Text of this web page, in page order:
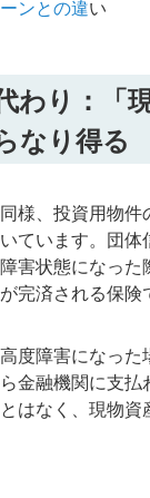
ンとの違い
わり：「
なり得る
様、投資用物件
ています。団体
害状態になった
完済される保険
度障害になった
金融機関に支払
はなく、現物資